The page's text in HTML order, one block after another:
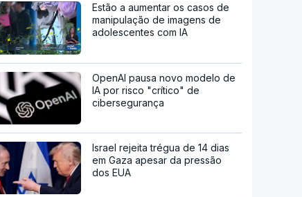
Estão a aumentar os casos de
manipulação de imagens de
adolescentes com IA
OpenAI pausa novo modelo de
IA por risco "crítico" de
cibersegurança
Israel rejeita trégua de 14 dias
em Gaza apesar da pressão
dos EUA